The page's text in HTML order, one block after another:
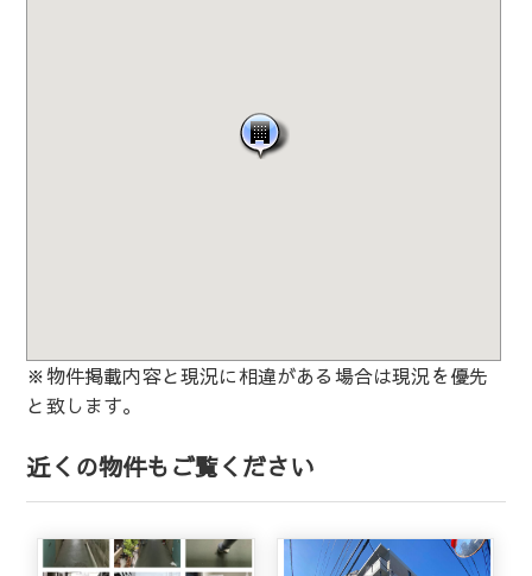
※物件掲載内容と現況に相違がある場合は現況を優先
と致します。
近くの物件もご覧ください